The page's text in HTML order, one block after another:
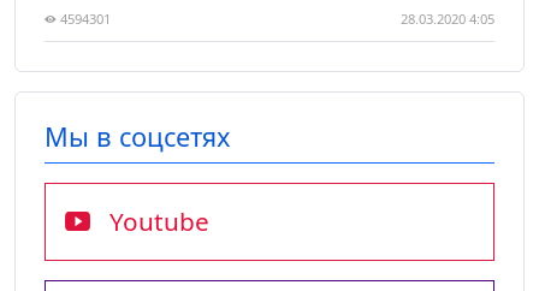
4594301 28.03.2020 4:05
Мы в соцсетях
Youtube